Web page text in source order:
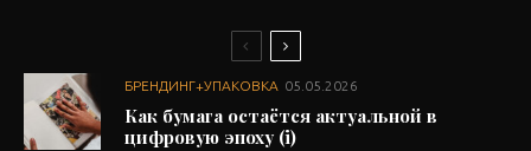
БРЕНДИНГ+УПАКОВКА 05.05.2026
Как бумага остаётся актуальной в
цифровую эпоху (i)